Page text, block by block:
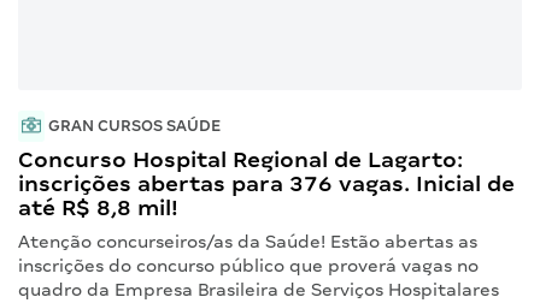
GRAN CURSOS SAÚDE
Concurso Hospital Regional de Lagarto:
inscrições abertas para 376 vagas. Inicial de
até R$ 8,8 mil!
Atenção concurseiros/as da Saúde! Estão abertas as
inscrições do concurso público que proverá vagas no
quadro da Empresa Brasileira de Serviços Hospitalares